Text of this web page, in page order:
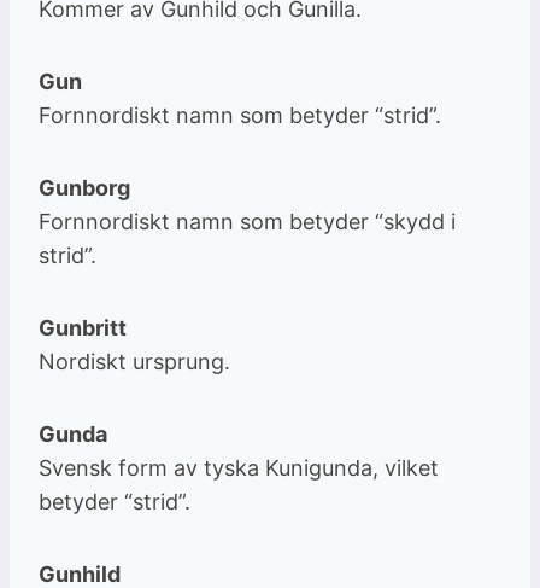
Kommer av Gunhild och Gunilla.
Gun
Fornnordiskt namn som betyder “strid”.
Gunborg
Fornnordiskt namn som betyder “skydd i
strid”.
Gunbritt
Nordiskt ursprung.
Gunda
Svensk form av tyska Kunigunda, vilket
betyder “strid”.
Gunhild